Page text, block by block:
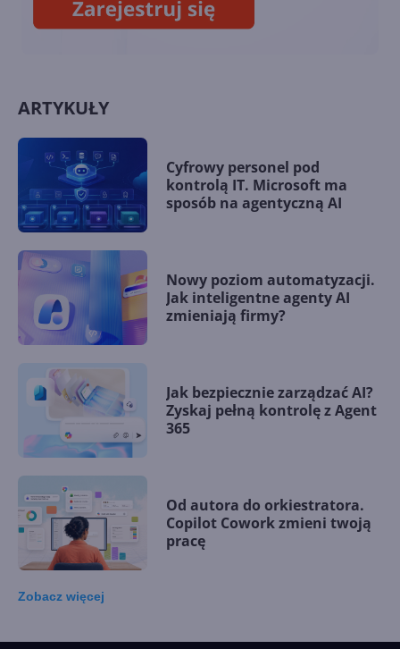
ARTYKUŁY
Cyfrowy personel pod
kontrolą IT. Microsoft ma
sposób na agentyczną AI
Nowy poziom automatyzacji.
Jak inteligentne agenty AI
zmieniają firmy?
Jak bezpiecznie zarządzać AI?
Zyskaj pełną kontrolę z Agent
365
Od autora do orkiestratora.
Copilot Cowork zmieni twoją
pracę
Zobacz więcej